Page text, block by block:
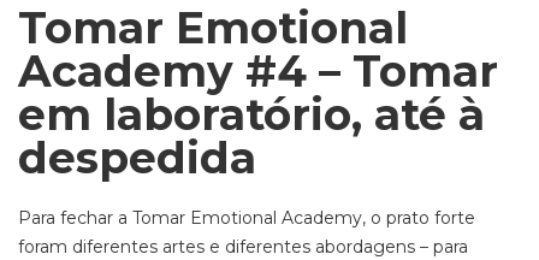
Tomar Emotional
Academy #4 – Tomar
em laboratório, até à
despedida
Para fechar a Tomar Emotional Academy, o prato forte
foram diferentes artes e diferentes abordagens – para